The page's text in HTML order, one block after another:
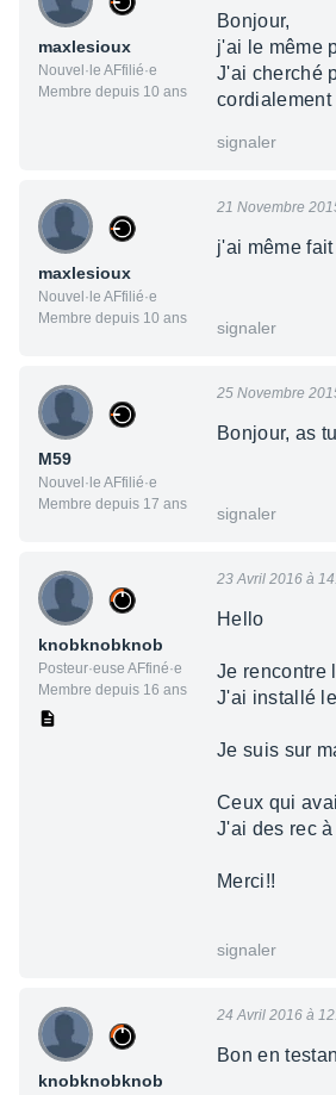
maxlesioux
Nouvel·le AFfilié·e
Membre depuis 10 ans
Bonjour,
j'ai le même
J'ai cherché
cordialement
signaler
maxlesioux
Nouvel·le AFfilié·e
Membre depuis 10 ans
21 Novembre
j'ai même
signaler
M59
Nouvel·le AFfilié·e
Membre depuis 17 ans
25 Novembre
Bonjour, as
signaler
knobknobknob
Posteur·euse AFfiné·e
Membre depuis 16 ans
23 Avril 2016 à
Hello
Je rencontre
J'ai installé
Je suis sur
Ceux qui
J'ai des rec
Merci!!
signaler
knobknobknob
24 Avril 2016 à
Bon en